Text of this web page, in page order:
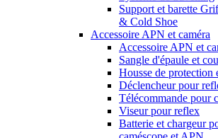
Support et barette
& Cold Shoe
Accessoire APN et caméra
Accessoire APN et
Sangle d'épaule et
Housse de protection
Déclencheur pour
Télécommande pour
Viseur pour reflex
Batterie et chargeur